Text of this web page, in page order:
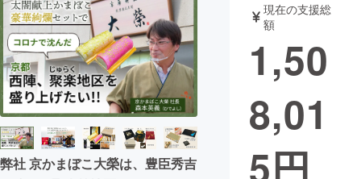
テクノロジー・ガジェット ゲーム・サ
映像・映画 書籍・雑誌
ビジネス・起業 チャレンジ
まちづくり・地域活性化
弊社 京かまぼこ大榮は、豊臣秀吉
現在の支援総
額
1,50
8,01
5円